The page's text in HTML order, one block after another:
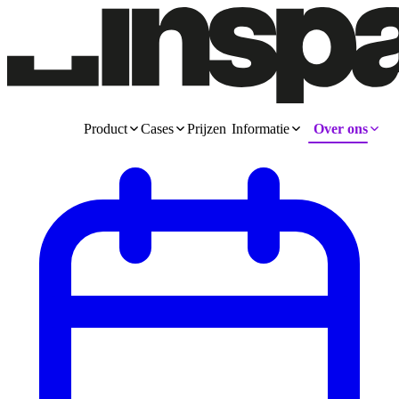
Product Cases Prijzen Informatie Over ons